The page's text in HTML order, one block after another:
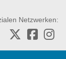
Netzwerken: